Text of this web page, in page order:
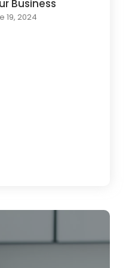
Business
19, 2024